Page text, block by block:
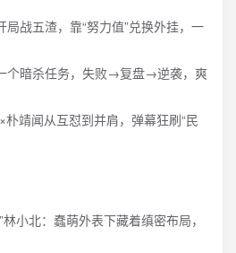
局战五渣，靠“努力值”兑换外挂，一
个暗杀任务，失败→复盘→逆袭，爽
靖闻从互怼到并肩，弹幕狂刷“民
林小北：蠢萌外表下藏着缜密布局，